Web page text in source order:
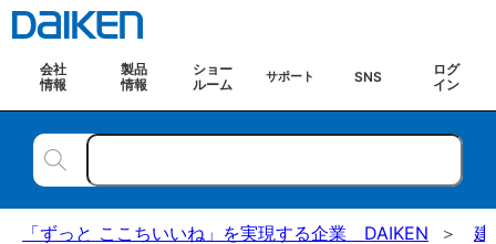
会社
情報
製品
情報
ショー
ルーム
サポート SNS
ログ
イン
「ずっと ここちいいね」を実現する企業 DAIKEN 建